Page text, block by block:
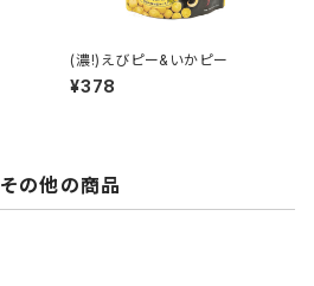
(濃!)えびピー&いかピー
¥378
その他の商品